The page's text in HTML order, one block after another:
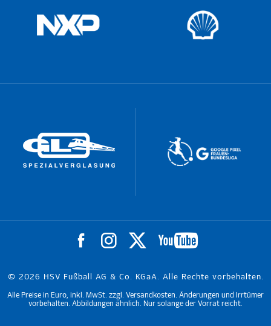
© 2026 HSV Fußball AG & Co. KGaA. Alle Rechte vorbehalten.
Alle Preise in Euro, inkl. MwSt. zzgl. Versandkosten. Änderungen und Irrtümer
vorbehalten. Abbildungen ähnlich. Nur solange der Vorrat reicht.